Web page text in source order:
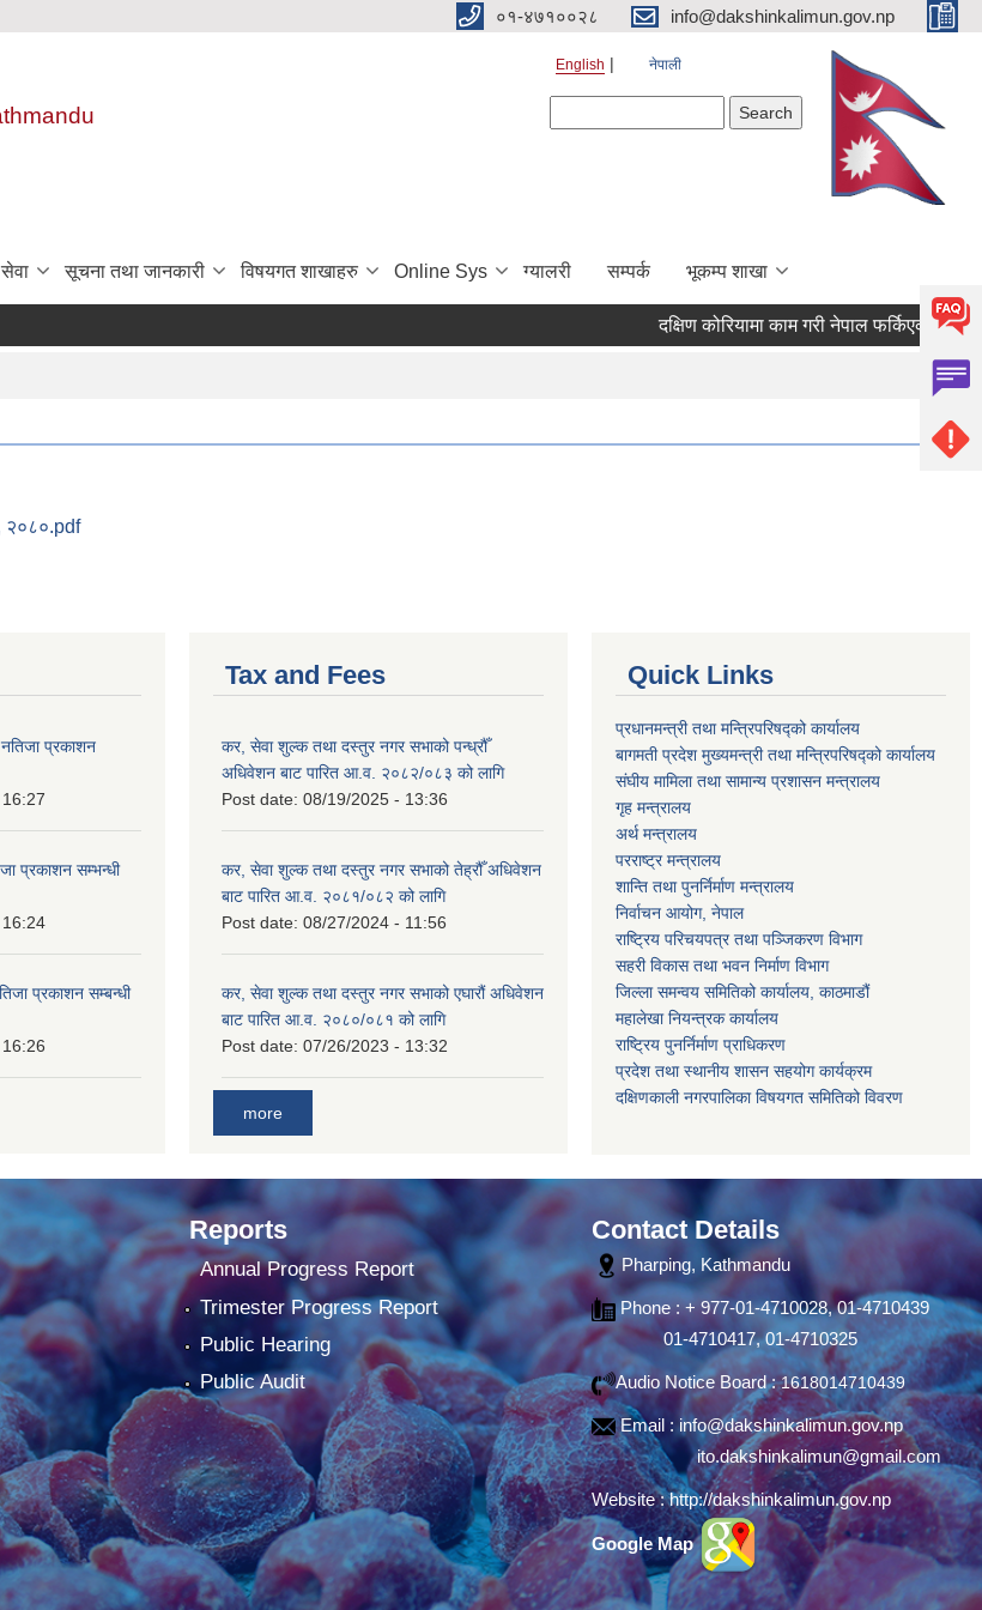
०१-४७१००२८ info@dakshinkalimun.gov.np
English नेपाली
सूचना तथा जानकारी विषयगत शाखाहरु Online Sys ग्यालरी सम्पर्क भूकम्प शाखा
दक्षिण कोरियामा काम गरी नेपाल फर्किएका
२०८०.pdf
प्रकाशन
प्रकाशन सम्भन्धी
प्रकाशन सम्बन्धी
Tax and Fees
कर, सेवा शुल्क तथा दस्तुर नगर सभाको पन्ध्रौँ
अधिवेशन बाट पारित आ.व. २०८२/०८३ को लागि
Post date: 08/19/2025 - 13:36
कर, सेवा शुल्क तथा दस्तुर नगर सभाको तेह्रौँ अधिवेशन
बाट पारित आ.व. २०८१/०८२ को लागि
Post date: 08/27/2024 - 11:56
कर, सेवा शुल्क तथा दस्तुर नगर सभाको एघारौं अधिवेशन
बाट पारित आ.व. २०८०/०८१ को लागि
Post date: 07/26/2023 - 13:32
more
Quick Links
प्रधानमन्त्री तथा मन्त्रिपरिषद्को कार्यालय
बागमती प्रदेश मुख्यमन्त्री तथा मन्त्रिपरिषद्को कार्यालय
संघीय मामिला तथा सामान्य प्रशासन मन्त्रालय
गृह मन्त्रालय
अर्थ मन्त्रालय
परराष्ट्र मन्त्रालय
शान्ति तथा पुनर्निर्माण मन्त्रालय
निर्वाचन आयोग, नेपाल
राष्ट्रिय परिचयपत्र तथा पञ्जिकरण विभाग
सहरी विकास तथा भवन निर्माण विभाग
जिल्ला समन्वय समितिको कार्यालय, काठमाडौं
महालेखा नियन्त्रक कार्यालय
राष्ट्रिय पुनर्निर्माण प्राधिकरण
प्रदेश तथा स्थानीय शासन सहयोग कार्यक्रम
दक्षिणकाली नगरपालिका विषयगत समितिको विवरण
Reports
Annual Progress Report
Trimester Progress Report
Public Hearing
Public Audit
Contact Details
Pharping, Kathmandu
Phone : + 977-01-4710028, 01-4710439
01-4710417, 01-4710325
Audio Notice Board :1618014710439
Email :info@dakshinkalimun.gov.np
ito.dakshinkalimun@gmail.com
Website :http://dakshinkalimun.gov.np
Google Map